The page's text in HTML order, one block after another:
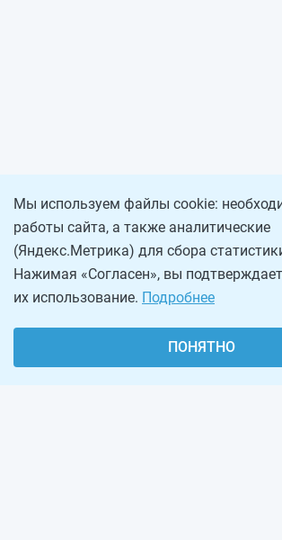
Мы используем файлы cookie:
работы сайта, а также аналитические
(Яндекс.Метрика) для сбора
Нажимая «Согласен», вы
их использование. Подробнее
ПОНЯТНО